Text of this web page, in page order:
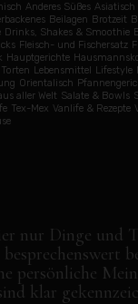
Anderes Süßes Asiatisch
Beilagen Brotzeit
Drinks, Shakes & Smoothie
Fleisch- und Fischersatz
Hauptgerichte
Lebensmittel Lifestyle
Orientalisch
aller Welt Salate & Bowls
Tex-Mex Vanlife & Rezepte
nur Dinge und
persönliche
klar